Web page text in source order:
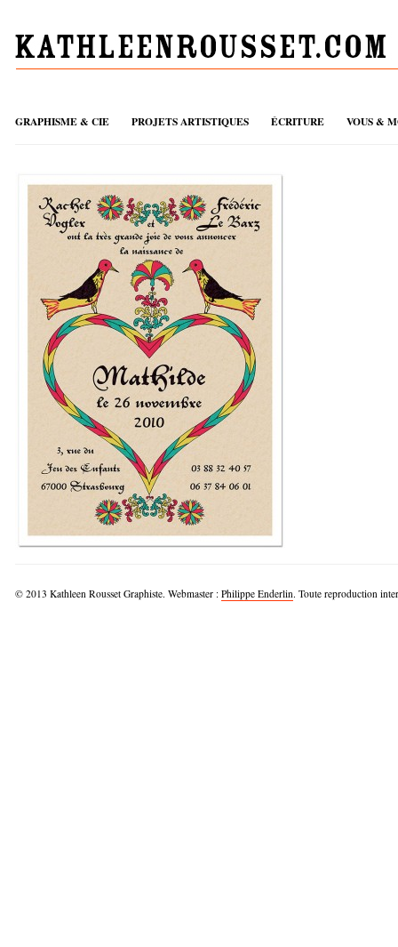
GRAPHISME & CIE PROJETS ARTISTIQUES ÉCRITURE VOUS &
© 2013 Kathleen Rousset Graphiste. Webmaster : Philippe Enderlin. Toute reproduction